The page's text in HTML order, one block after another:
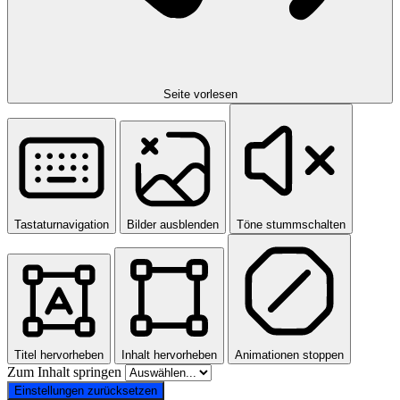
Seite vorlesen
Tastaturnavigation Bilder ausblenden Töne stummschalten
Titel hervorheben Inhalt hervorheben Animationen stoppen
Zum Inhalt springen
Einstellungen zurücksetzen